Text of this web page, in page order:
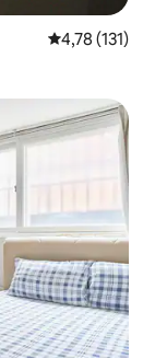
4,78 de uma
4,78 (131)